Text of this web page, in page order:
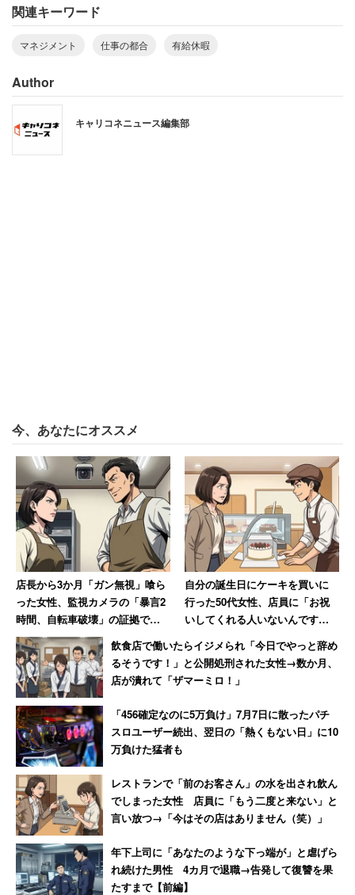
関連キーワード
マネジメント 仕事の都合 有給休暇
Author
キャリコネニュース編集部
今、あなたにオススメ
店長から3か月「ガン無視」喰ら
った女性、監視カメラの「暴言2
時間、自転車破壊」の証拠で反
撃 → 店長はクビ、その後店も潰
れる
自分の誕生日にケーキを買いに
行った50代女性、店員に「お祝
いしてくれる人いないんです
飲食店で働いたらイジメられ「今日でやっと辞め
るそうです！」と公開処刑された女性→数か月、
店が潰れて「ザマーミロ！」
「456確定なのに5万負け」7月7日に散ったパチ
スロユーザー続出、翌日の「熱くもない日」に10
万負けた猛者も
レストランで「前のお客さん」の水を出され飲ん
でしまった女性 店員に「もう二度と来ない」と
言い放つ→「今はその店はありません（笑）」
年下上司に「あなたのような下っ端が」と虐げら
れ続けた男性 4カ月で退職→告発して復讐を果
たすまで【前編】